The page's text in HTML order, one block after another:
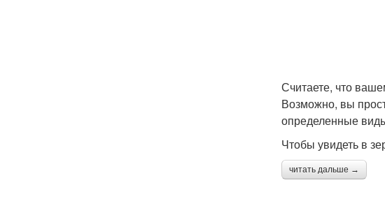
Считаете, что
Возможно, вы
определенные
Чтобы увидеть в
читать дальше →